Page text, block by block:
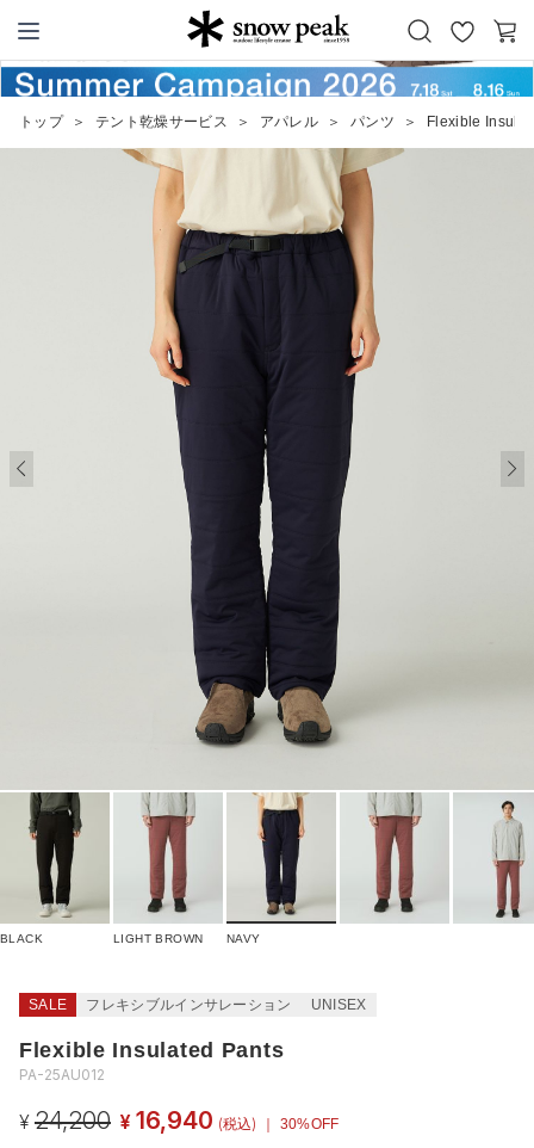
Snow Peak
お
カ
ー
トップ ＞ テント乾燥サービス ＞ アパレル ＞ パンツ ＞ Flexible
BLACK LIGHT BROWN NAVY
SALE フレキシブルインサレーション UNISEX
Flexible Insulated Pants
PA-25AU012
¥ 24,200 ¥ 16,940 (税込) ｜ 30%OFF